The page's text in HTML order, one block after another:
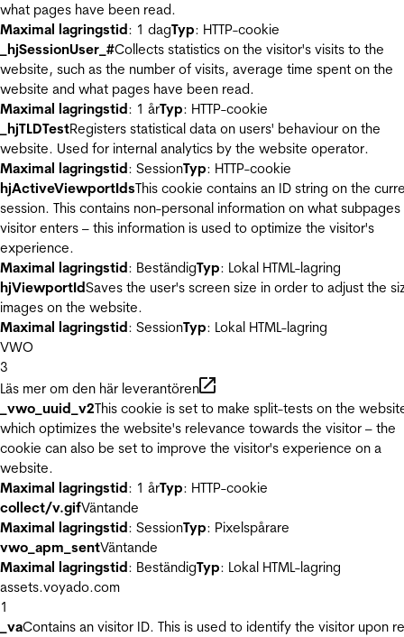
what pages have been read.
Maximal lagringstid: 1 dagTyp: HTTP-cookie
_hjSessionUser_#Collects statistics on the visitor's visits to the
website, such as the number of visits, average time spent on the
website and what pages have been read.
Maximal lagringstid: 1 årTyp: HTTP-cookie
_hjTLDTestRegisters statistical data on users' behaviour on the
website. Used for internal analytics by the website operator.
Maximal lagringstid: SessionTyp: HTTP-cookie
hjActiveViewportIdsThis cookie contains an ID string on the
session. This contains non-personal information on what
visitor enters – this information is used to optimize the visitor's
experience.
Maximal lagringstid: BeständigTyp: Lokal HTML-lagring
hjViewportIdSaves the user's screen size in order to adjust the
images on the website.
Maximal lagringstid: SessionTyp: Lokal HTML-lagring
VWO
3
Läs mer om den här leverantören
_vwo_uuid_v2This cookie is set to make split-tests on the
which optimizes the website's relevance towards the visitor – the
cookie can also be set to improve the visitor's experience on a
website.
Maximal lagringstid: 1 årTyp: HTTP-cookie
collect/v.gifVäntande
Maximal lagringstid: SessionTyp: Pixelspårare
vwo_apm_sentVäntande
Maximal lagringstid: BeständigTyp: Lokal HTML-lagring
assets.voyado.com
1
_vaContains an visitor ID. This is used to identify the visitor upon